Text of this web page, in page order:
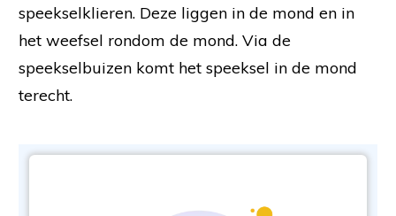
speekselklieren. Deze liggen in de mond en in
het weefsel rondom de mond. Via de
speekselbuizen komt het speeksel in de mond
terecht.